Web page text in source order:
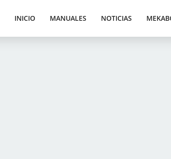
INICIO MANUALES NOTICIAS